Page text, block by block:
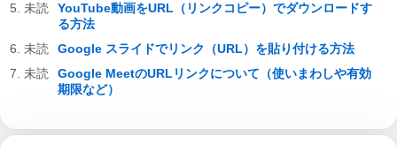
YouTube動画をURL（リンクコピー）でダウンロードす
る方法
Google スライドでリンク（URL）を貼り付ける方法
Google MeetのURLリンクについて（使いまわしや有効
期限など）